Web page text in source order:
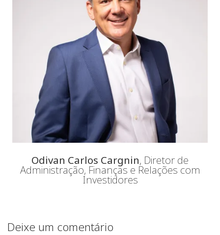
Odivan Carlos Cargnin, Diretor de
Administração, Finanças e Relações com
Investidores
Deixe um comentário